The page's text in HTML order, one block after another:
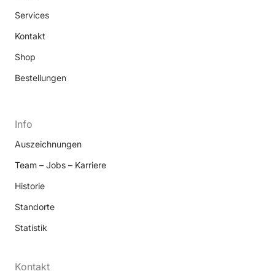
Services
Kontakt
Shop
Bestellungen
Info
Auszeichnungen
Team – Jobs – Karriere
Historie
Standorte
Statistik
Kontakt